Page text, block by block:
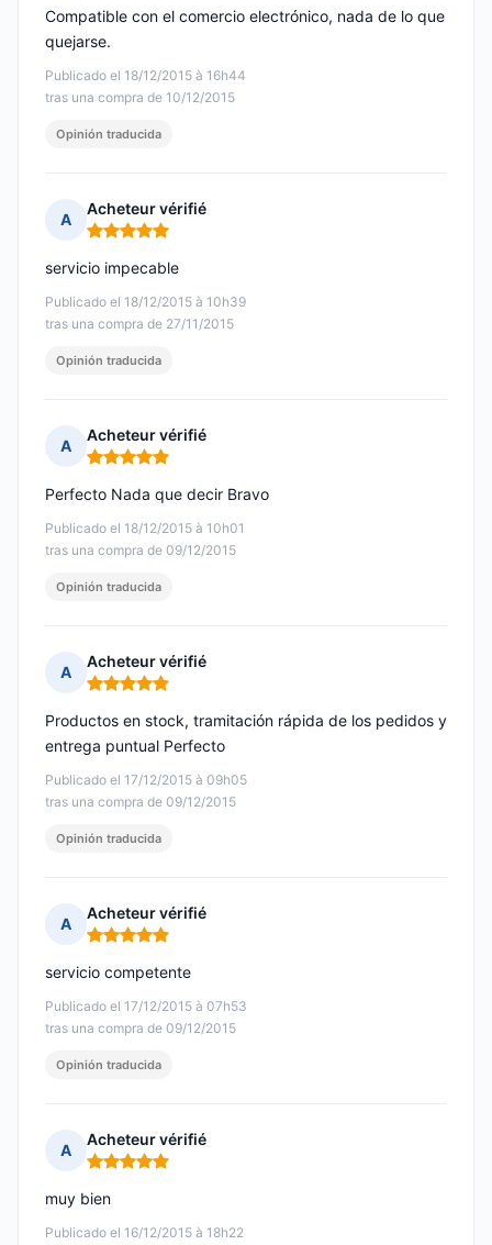
Publicado el 18/12/2015 à 16h44
tras una compra de 10/12/2015
Compatible con el comercio electrónico, nada de lo que
quejarse.
Opinión traducida
A
Acheteur vérifié
Nota: 5 de 5
Publicado el 18/12/2015 à 10h39
tras una compra de 27/11/2015
servicio impecable
Opinión traducida
A
Acheteur vérifié
Nota: 5 de 5
Publicado el 18/12/2015 à 10h01
tras una compra de 09/12/2015
Perfecto Nada que decir Bravo
Opinión traducida
A
Acheteur vérifié
Nota: 5 de 5
Publicado el 17/12/2015 à 09h05
tras una compra de 09/12/2015
Productos en stock, tramitación rápida de los pedidos y
entrega puntual Perfecto
Opinión traducida
A
Acheteur vérifié
Nota: 5 de 5
Publicado el 17/12/2015 à 07h53
tras una compra de 09/12/2015
servicio competente
Opinión traducida
A
Acheteur vérifié
Nota: 5 de 5
Publicado el 16/12/2015 à 18h22
muy bien